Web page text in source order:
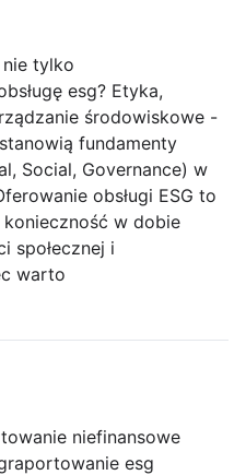
nie tylko
esg? Etyka,
środowiskowe -
fundamenty
Social, Governance) w
obsługi ESG to
w dobie
społecznej i
warto
niefinansowe
raportowanie esg